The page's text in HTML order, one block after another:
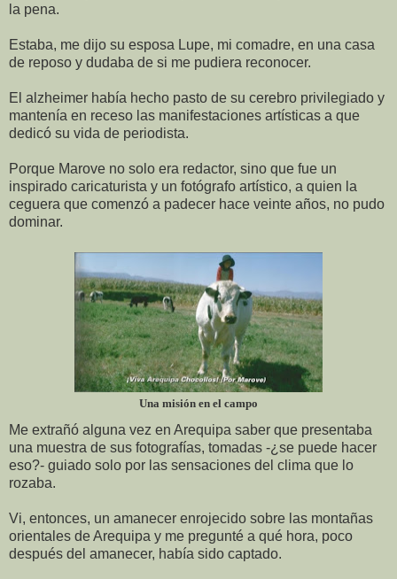
la pena.
Estaba, me dijo su esposa Lupe, mi comadre, en una casa
de reposo y dudaba de si me pudiera reconocer.
El alzheimer había hecho pasto de su cerebro privilegiado y
mantenía en receso las manifestaciones artísticas a que
dedicó su vida de periodista.
Porque Marove no solo era redactor, sino que fue un
inspirado caricaturista y un fotógrafo artístico, a quien la
ceguera que comenzó a padecer hace veinte años, no pudo
dominar.
Una misión en el campo
Me extrañó alguna vez en Arequipa saber que presentaba
una muestra de sus fotografías, tomadas -¿se puede hacer
eso?- guiado solo por las sensaciones del clima que lo
rozaba.
Vi, entonces, un amanecer enrojecido sobre las montañas
orientales de Arequipa y me pregunté a qué hora, poco
después del amanecer, había sido captado.